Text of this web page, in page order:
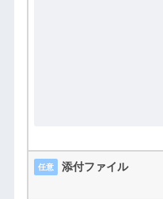
任意 添付ファイル